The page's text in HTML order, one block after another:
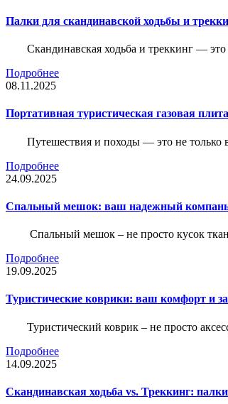
Палки для скандинавской ходьбы и
Скандинавская ходьба и треккинг —
Подробнее
08.11.2025
Портативная туристическая газовая
Путешествия и походы — это не только
Подробнее
24.09.2025
Спальный мешок: ваш надежный
Спальный мешок – не просто кусок
Подробнее
19.09.2025
Туристические коврики: ваш комфорт и
Туристический коврик – не просто
Подробнее
14.09.2025
Скандинавская ходьба vs. Треккинг: